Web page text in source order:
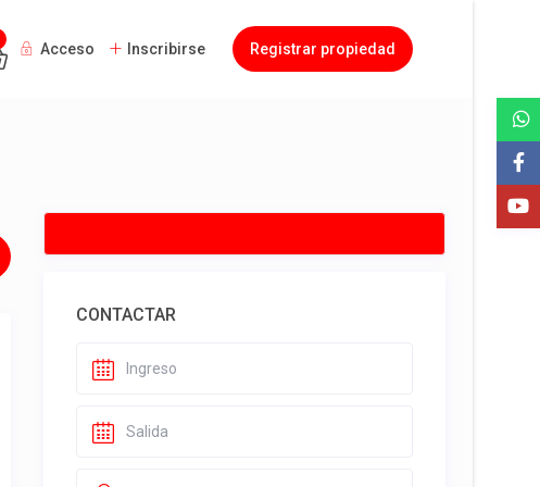
Acceso Inscribirse Registrar propiedad
CONTACTAR